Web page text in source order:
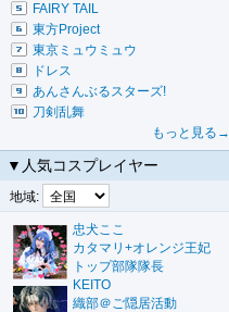
FAIRY TAIL
東方Project
東京ミュウミュウ
ドレス
あんさんぶるスターズ!
刀剣乱舞
もっと見る→
▼人気コスプレイヤー
地域:
忠犬ここ
カタマリ+オレンジ王妃
トップ部隊隊長
KEITO
織部＠ご隠居活動